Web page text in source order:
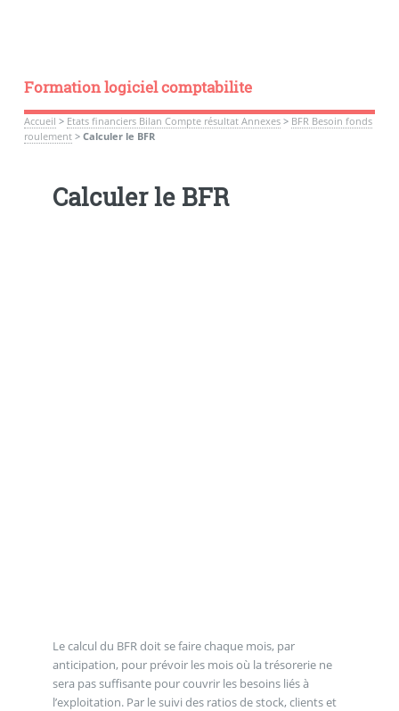
Formation logiciel comptabilite
Accueil > Etats financiers Bilan Compte résultat Annexes> BFR Besoin fonds
roulement> Calculer le BFR
Calculer le BFR
Le calcul du BFR doit se faire chaque mois, par
anticipation, pour prévoir les mois où la trésorerie ne
sera pas suffisante pour couvrir les besoins liés à
l’exploitation. Par le suivi des ratios de stock, clients et